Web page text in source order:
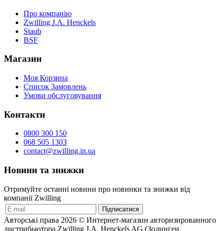
Про компанію
Zwilling J.A. Henckels
Staub
BSF
Магазин
Моя Корзина
Список Замовлень
Умови обслуговування
Контакти
0800 300 150
068 505 1303
contact@zwilling.in.ua
Новини та знижки
Отримуйте останні новини про новинки та знижки від
компанії Zwilling
Авторські права 2026 © Интернет-магазин авторизированного
дистрибьютора Zwilling J.A. Henckels AG (Золинген,